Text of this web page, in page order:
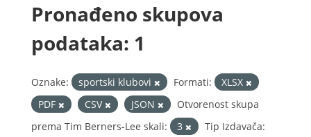
Pronađeno skupova
podataka: 1
Oznake: sportski klubovi Formati:
XLSX
PDF
CSV JSON
Otvorenost skupa
prema Tim Berners-Lee skali:
3
Tip Izdavača: